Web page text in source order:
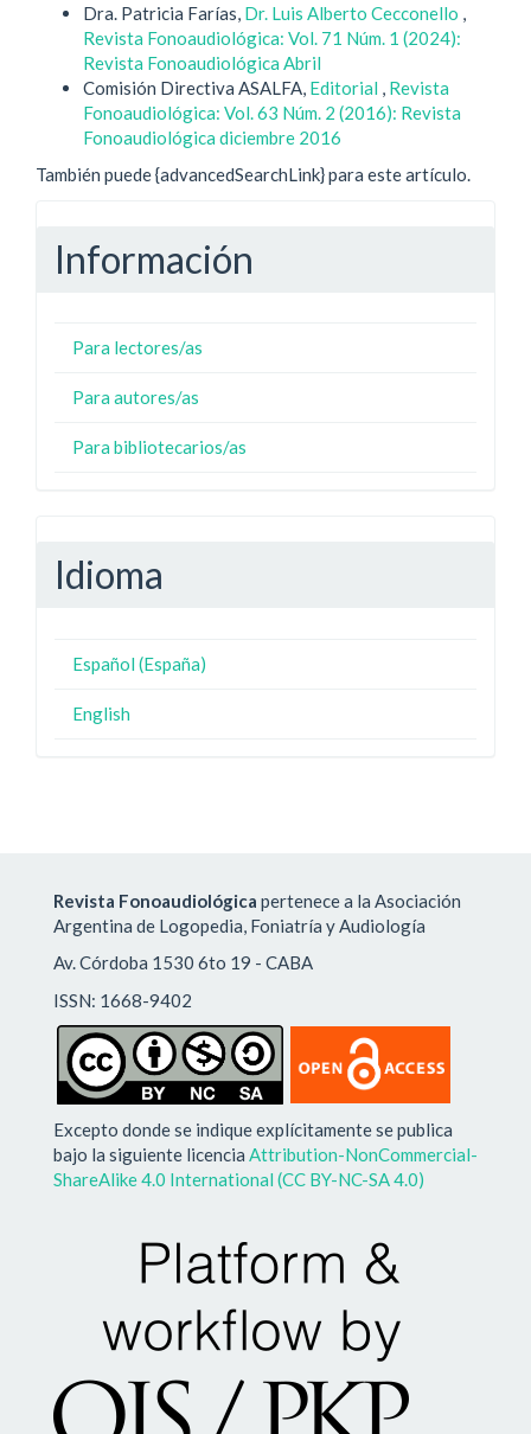
Dra. Patricia Farías, Dr. Luis Alberto Cecconello
Revista Fonoaudiológica: Vol. 71 Núm. 1 (2024):
Revista Fonoaudiológica Abril
Comisión Directiva ASALFA, Editorial
Revista
Fonoaudiológica: Vol. 63 Núm. 2 (2016): Revista
Fonoaudiológica diciembre 2016
También puede {advancedSearchLink} para este artículo.
Información
Para lectores/as
Para autores/as
Para bibliotecarios/as
Idioma
Español (España)
English
Revista Fonoaudiológica pertenece a la Asociación
Argentina de Logopedia, Foniatría y Audiología
Av. Córdoba 1530 6to 19 - CABA
ISSN: 1668-9402
Excepto donde se indique explícitamente se publica
bajo la siguiente licencia Attribution-NonCommercial-
ShareAlike 4.0 International (CC BY-NC-SA 4.0)